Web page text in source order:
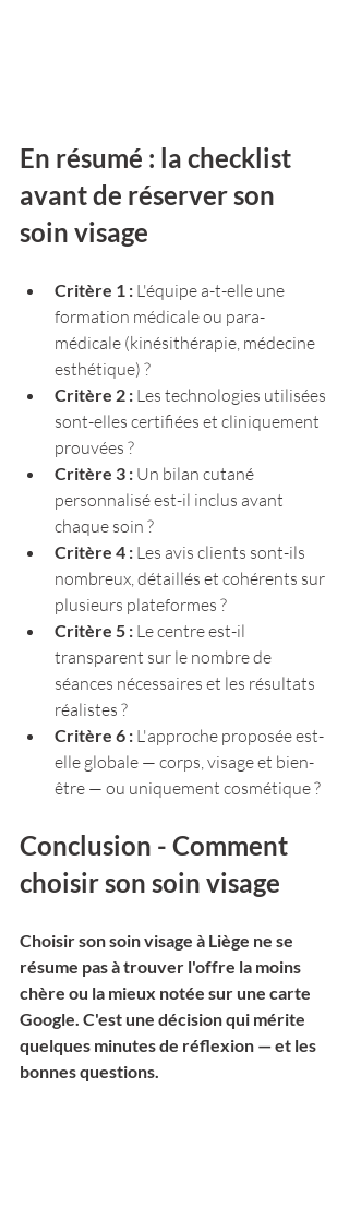
En résumé : la checklist
avant de réserver son
soin visage
Critère 1 : L'équipe a-t-elle une
formation médicale ou para-
médicale (kinésithérapie, médecine
esthétique) ?
Critère 2 : Les technologies utilisées
sont-elles certifiées et cliniquement
prouvées ?
Critère 3 : Un bilan cutané
personnalisé est-il inclus avant
chaque soin ?
Critère 4 : Les avis clients sont-ils
nombreux, détaillés et cohérents sur
plusieurs plateformes ?
Critère 5 : Le centre est-il
transparent sur le nombre de
séances nécessaires et les résultats
réalistes ?
Critère 6 : L'approche proposée est-
elle globale — corps, visage et bien-
être — ou uniquement cosmétique ?
Conclusion - Comment
choisir son soin visage
Choisir son soin visage à Liège ne se
résume pas à trouver l'offre la moins
chère ou la mieux notée sur une carte
Google. C'est une décision qui mérite
quelques minutes de réflexion — et les
bonnes questions.